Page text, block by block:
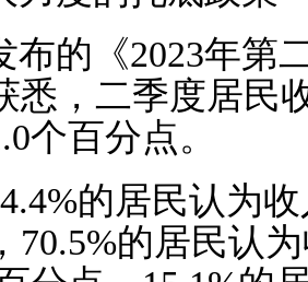
布的《2023年第
悉，二季度居民
个百分点。
的居民认为
70.5%的居民认